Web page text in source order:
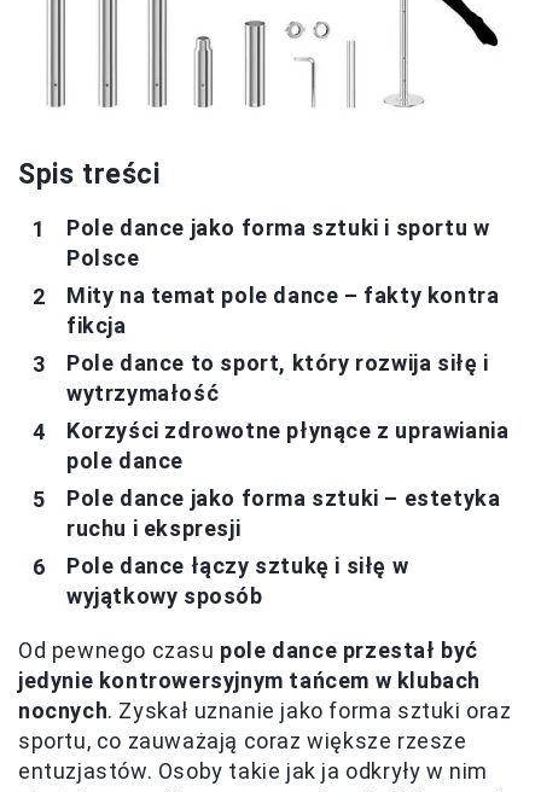
Spis treści
Pole dance jako forma sztuki i sportu w
Polsce
Mity na temat pole dance – fakty kontra
fikcja
Pole dance to sport, który rozwija siłę i
wytrzymałość
Korzyści zdrowotne płynące z uprawiania
pole dance
Pole dance jako forma sztuki – estetyka
ruchu i ekspresji
Pole dance łączy sztukę i siłę w
wyjątkowy sposób
Od pewnego czasu pole dance przestał być
jedynie kontrowersyjnym tańcem w klubach
nocnych. Zyskał uznanie jako forma sztuki oraz
sportu, co zauważają coraz większe rzesze
entuzjastów. Osoby takie jak ja odkryły w nim